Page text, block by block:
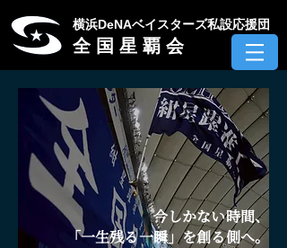
​横浜DeNAベイスターズ私設応援団
全 国 星 覇 会
今しかない時間、
「一生残る一瞬」を創る側へ。